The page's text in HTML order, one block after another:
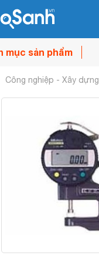
mục sản phẩm
Công nghiệp - Xây dựng